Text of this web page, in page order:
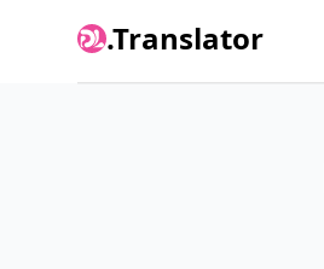
.Translator